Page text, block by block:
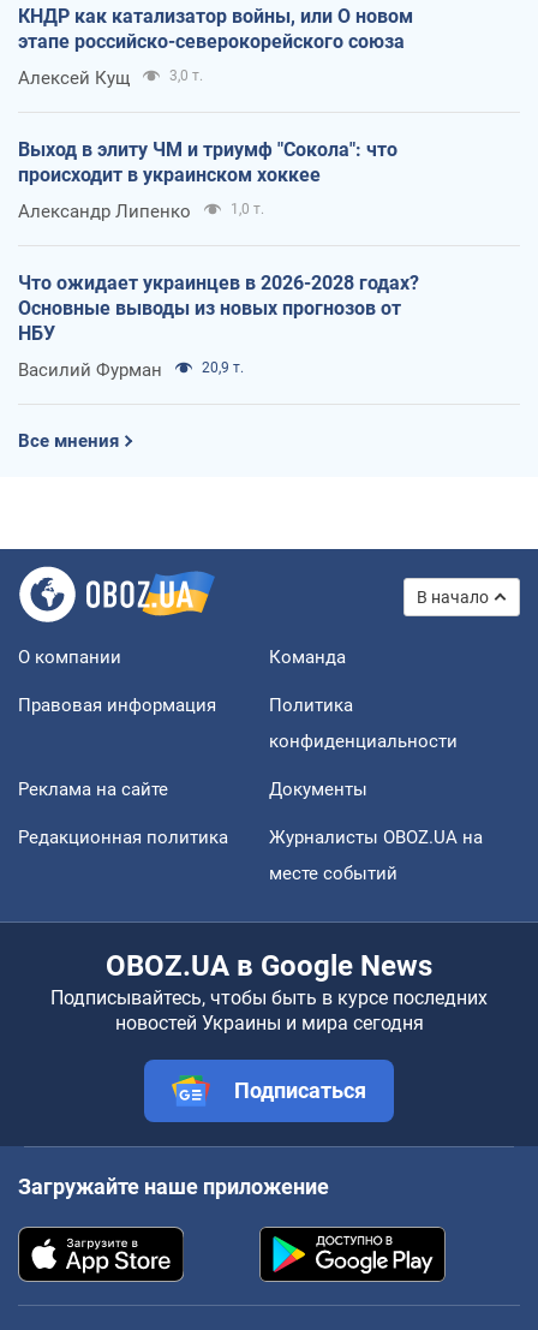
КНДР как катализатор войны, или О новом
этапе российско-северокорейского союза
Алексей Кущ 3,0 т.
Выход в элиту ЧМ и триумф "Сокола": что
происходит в украинском хоккее
Александр Липенко 1,0 т.
Что ожидает украинцев в 2026-2028 годах?
Основные выводы из новых прогнозов от
НБУ
Василий Фурман 20,9 т.
Все мнения
В начало
О компании Команда
Правовая информация
Политика
конфиденциальности
Реклама на сайте Документы
Редакционная политика
Журналисты OBOZ.UA на
месте событий
OBOZ.UA в Google News
Подписывайтесь, чтобы быть в курсе последних
новостей Украины и мира сегодня
Подписаться
Загружайте наше приложение